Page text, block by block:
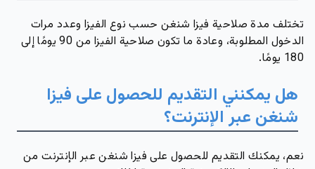
تختلف مدة صلاحية فيزا شنغن حسب نوع الفيزا وعدد مرات
الدخول المطلوبة، وعادة ما تكون صلاحية الفيزا من 90 يومًا إلى
180 يومًا.
هل يمكنني التقديم للحصول على فيزا
شنغن عبر الإنترنت؟
نعم، يمكنك التقديم للحصول على فيزا شنغن عبر الإنترنت من